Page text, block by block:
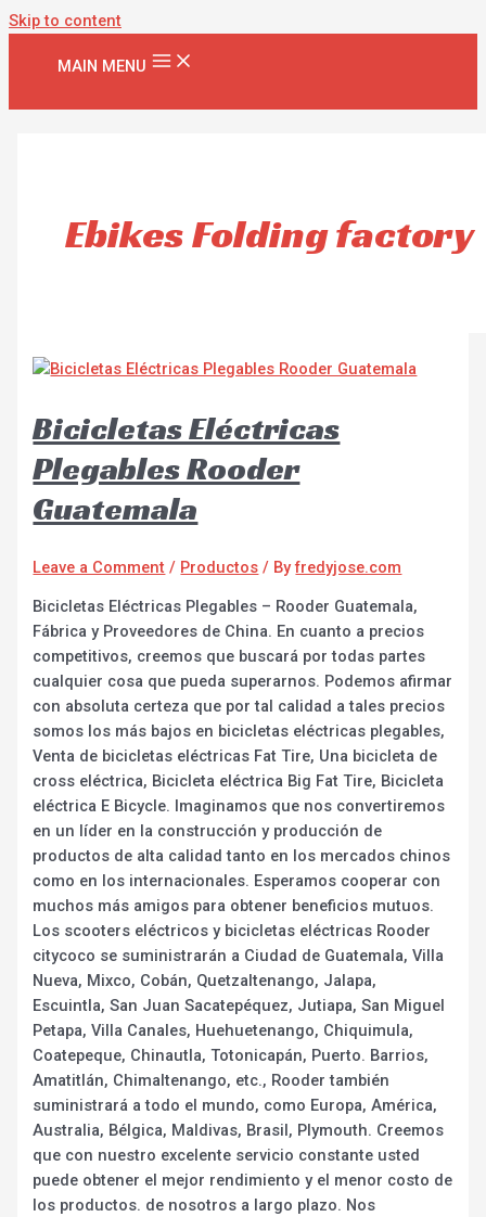
Skip to content
MAIN MENU
Ebikes Folding factory
Bicicletas Eléctricas
Plegables Rooder
Guatemala
Leave a Comment / Productos / Byfredyjose.com
Bicicletas Eléctricas Plegables – Rooder Guatemala,
Fábrica y Proveedores de China. En cuanto a precios
competitivos, creemos que buscará por todas partes
cualquier cosa que pueda superarnos. Podemos afirmar
con absoluta certeza que por tal calidad a tales precios
somos los más bajos en bicicletas eléctricas plegables,
Venta de bicicletas eléctricas Fat Tire, Una bicicleta de
cross eléctrica, Bicicleta eléctrica Big Fat Tire, Bicicleta
eléctrica E Bicycle. Imaginamos que nos convertiremos
en un líder en la construcción y producción de
productos de alta calidad tanto en los mercados chinos
como en los internacionales. Esperamos cooperar con
muchos más amigos para obtener beneficios mutuos.
Los scooters eléctricos y bicicletas eléctricas Rooder
citycoco se suministrarán a Ciudad de Guatemala, Villa
Nueva, Mixco, Cobán, Quetzaltenango, Jalapa,
Escuintla, San Juan Sacatepéquez, Jutiapa, San Miguel
Petapa, Villa Canales, Huehuetenango, Chiquimula,
Coatepeque, Chinautla, Totonicapán, Puerto. Barrios,
Amatitlán, Chimaltenango, etc., Rooder también
suministrará a todo el mundo, como Europa, América,
Australia, Bélgica, Maldivas, Brasil, Plymouth. Creemos
que con nuestro excelente servicio constante usted
puede obtener el mejor rendimiento y el menor costo de
los productos. de nosotros a largo plazo. Nos